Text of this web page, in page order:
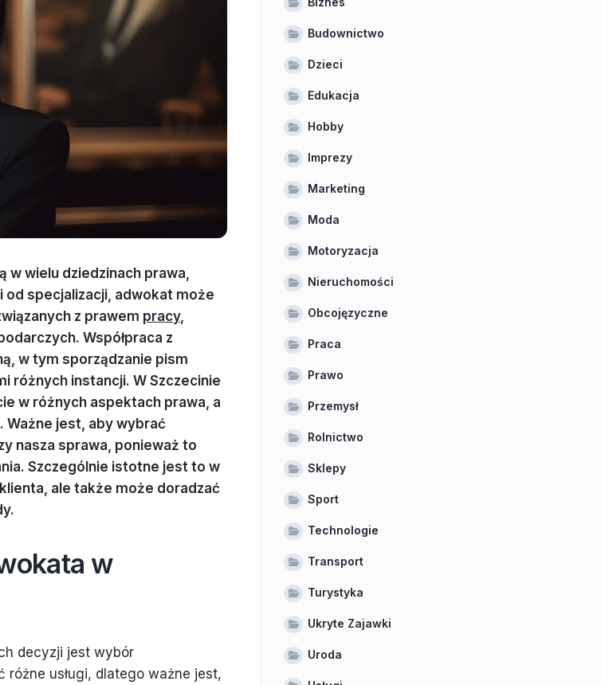
w wielu dziedzinach prawa,
od specjalizacji, adwokat może
z prawem pracy,
Współpraca z
w tym sporządzanie pism
różnych instancji. W Szczecinie
w różnych aspektach prawa, a
Ważne jest, aby wybrać
nasza sprawa, ponieważ to
Szczególnie istotne jest to w
ale także może doradzać
w
decyzji jest wybór
usługi, dlatego ważne jest,
Budownictwo
Dzieci
Edukacja
Hobby
Imprezy
Marketing
Moda
Motoryzacja
Nieruchomości
Obcojęzyczne
Praca
Prawo
Przemysł
Rolnictwo
Sklepy
Sport
Technologie
Transport
Turystyka
Ukryte Zajawki
Uroda